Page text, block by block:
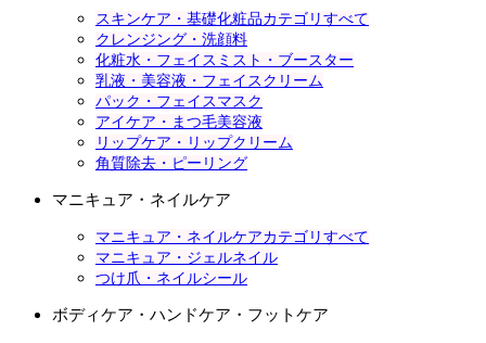
スキンケア・基礎化粧品カテゴリすべて
クレンジング・洗顔料
化粧水・フェイスミスト・ブースター
乳液・美容液・フェイスクリーム
パック・フェイスマスク
アイケア・まつ毛美容液
リップケア・リップクリーム
角質除去・ピーリング
マニキュア・ネイルケア
マニキュア・ネイルケアカテゴリすべて
マニキュア・ジェルネイル
つけ爪・ネイルシール
ボディケア・ハンドケア・フットケア